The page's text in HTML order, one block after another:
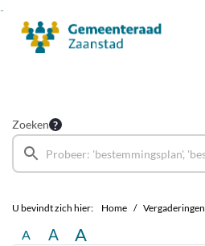
Zoeken
U bevindt zich hier: Home Vergaderingen
A A A